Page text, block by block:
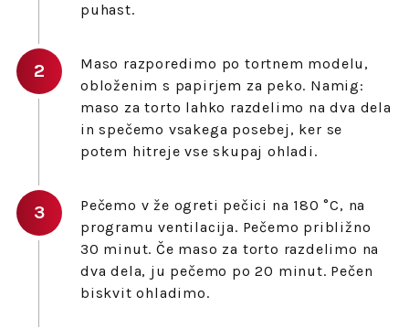
puhast.
Maso razporedimo po tortnem modelu,
obloženim s papirjem za peko. Namig:
maso za torto lahko razdelimo na dva dela
in spečemo vsakega posebej, ker se
potem hitreje vse skupaj ohladi.
Pečemo v že ogreti pečici na 180 °C, na
programu ventilacija. Pečemo približno
30 minut. Če maso za torto razdelimo na
dva dela, ju pečemo po 20 minut. Pečen
biskvit ohladimo.